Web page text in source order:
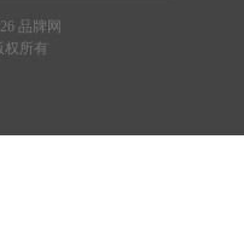
品牌网
权所有